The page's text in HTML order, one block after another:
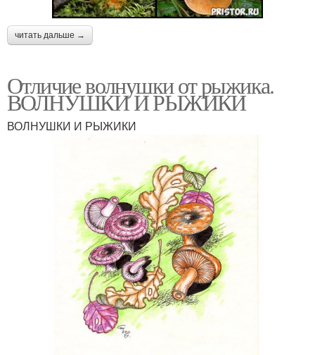
читать дальше →
Отличие волнушки от рыжика.
ВОЛНУШКИ И РЫЖИКИ
ВОЛНУШКИ И РЫЖИКИ